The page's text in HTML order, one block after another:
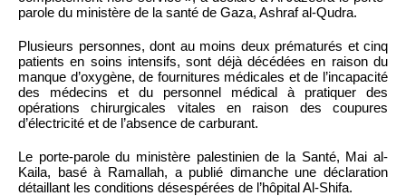
parole du ministère de la santé de Gaza, Ashraf al-Qudra.
Plusieurs personnes, dont au moins deux prématurés et cinq
patients en soins intensifs, sont déjà décédées en raison du
manque d’oxygène, de fournitures médicales et de l’incapacité
des médecins et du personnel médical à pratiquer des
opérations chirurgicales vitales en raison des coupures
d’électricité et de l’absence de carburant.
Le porte-parole du ministère palestinien de la Santé, Mai al-
Kaila, basé à Ramallah, a publié dimanche une déclaration
détaillant les conditions désespérées de l’hôpital Al-Shifa.